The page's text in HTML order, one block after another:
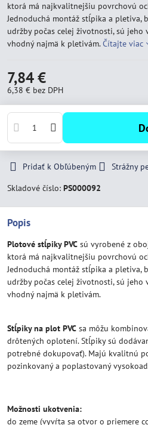
ktorá má najkvalitnejšiu povrchovú
Jednoduchá montáž stĺpika a pletiva,
udržby počas celej životnosti, sú
vhodný najmä k pletivám.Čítajte viac
7,84 €
6,38 € bez DPH
Pridať k Obľúbeným Strážny
Skladové číslo: PS000092
Popis
Plotové stĺpiky PVC sú vyrobené z
ktorá má najkvalitnejšiu povrchovú
Jednoduchá montáž stĺpika a pletiva,
udržby počas celej životnosti, sú
vhodný najmä k pletivám.
Stĺpiky na plot PVC sa môžu
drôtených oplotení. Stĺpiky sú
potrebné dokupovať). Majú kvalitnú
pozinkovaný a poplastovaný
Možnosti ukotvenia:
do zeme (vyvŕta sa otvor o priemere